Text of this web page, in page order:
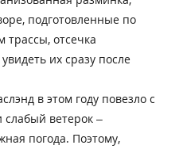
подготовленные по
отсечка
их сразу после
в этом году повезло с
слабый ветерок –
погода. Поэтому,